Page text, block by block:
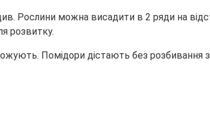
Рослини можна висадити в 2 ряди на
розвитку.
Помідори дістають без розбивання